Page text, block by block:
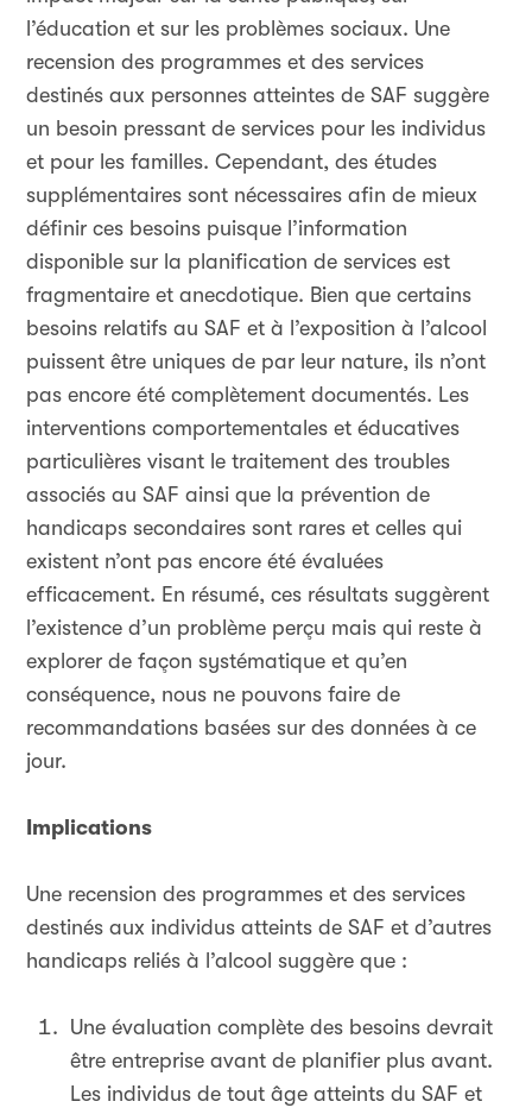
l’éducation et sur les problèmes sociaux. Une
recension des programmes et des services
destinés aux personnes atteintes de SAF suggère
un besoin pressant de services pour les individus
et pour les familles. Cependant, des études
supplémentaires sont nécessaires afin de mieux
définir ces besoins puisque l’information
disponible sur la planification de services est
fragmentaire et anecdotique. Bien que certains
besoins relatifs au SAF et à l’exposition à l’alcool
puissent être uniques de par leur nature, ils n’ont
pas encore été complètement documentés. Les
interventions comportementales et éducatives
particulières visant le traitement des troubles
associés au SAF ainsi que la prévention de
handicaps secondaires sont rares et celles qui
existent n’ont pas encore été évaluées
efficacement. En résumé, ces résultats suggèrent
l’existence d’un problème perçu mais qui reste à
explorer de façon systématique et qu’en
conséquence, nous ne pouvons faire de
recommandations basées sur des données à ce
jour.
Implications
Une recension des programmes et des services
destinés aux individus atteints de SAF et d’autres
handicaps reliés à l’alcool suggère que :
Une évaluation complète des besoins devrait
être entreprise avant de planifier plus avant.
Les individus de tout âge atteints du SAF et